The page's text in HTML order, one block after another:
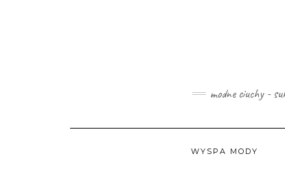
modne ciuchy -
WYSPA MODY